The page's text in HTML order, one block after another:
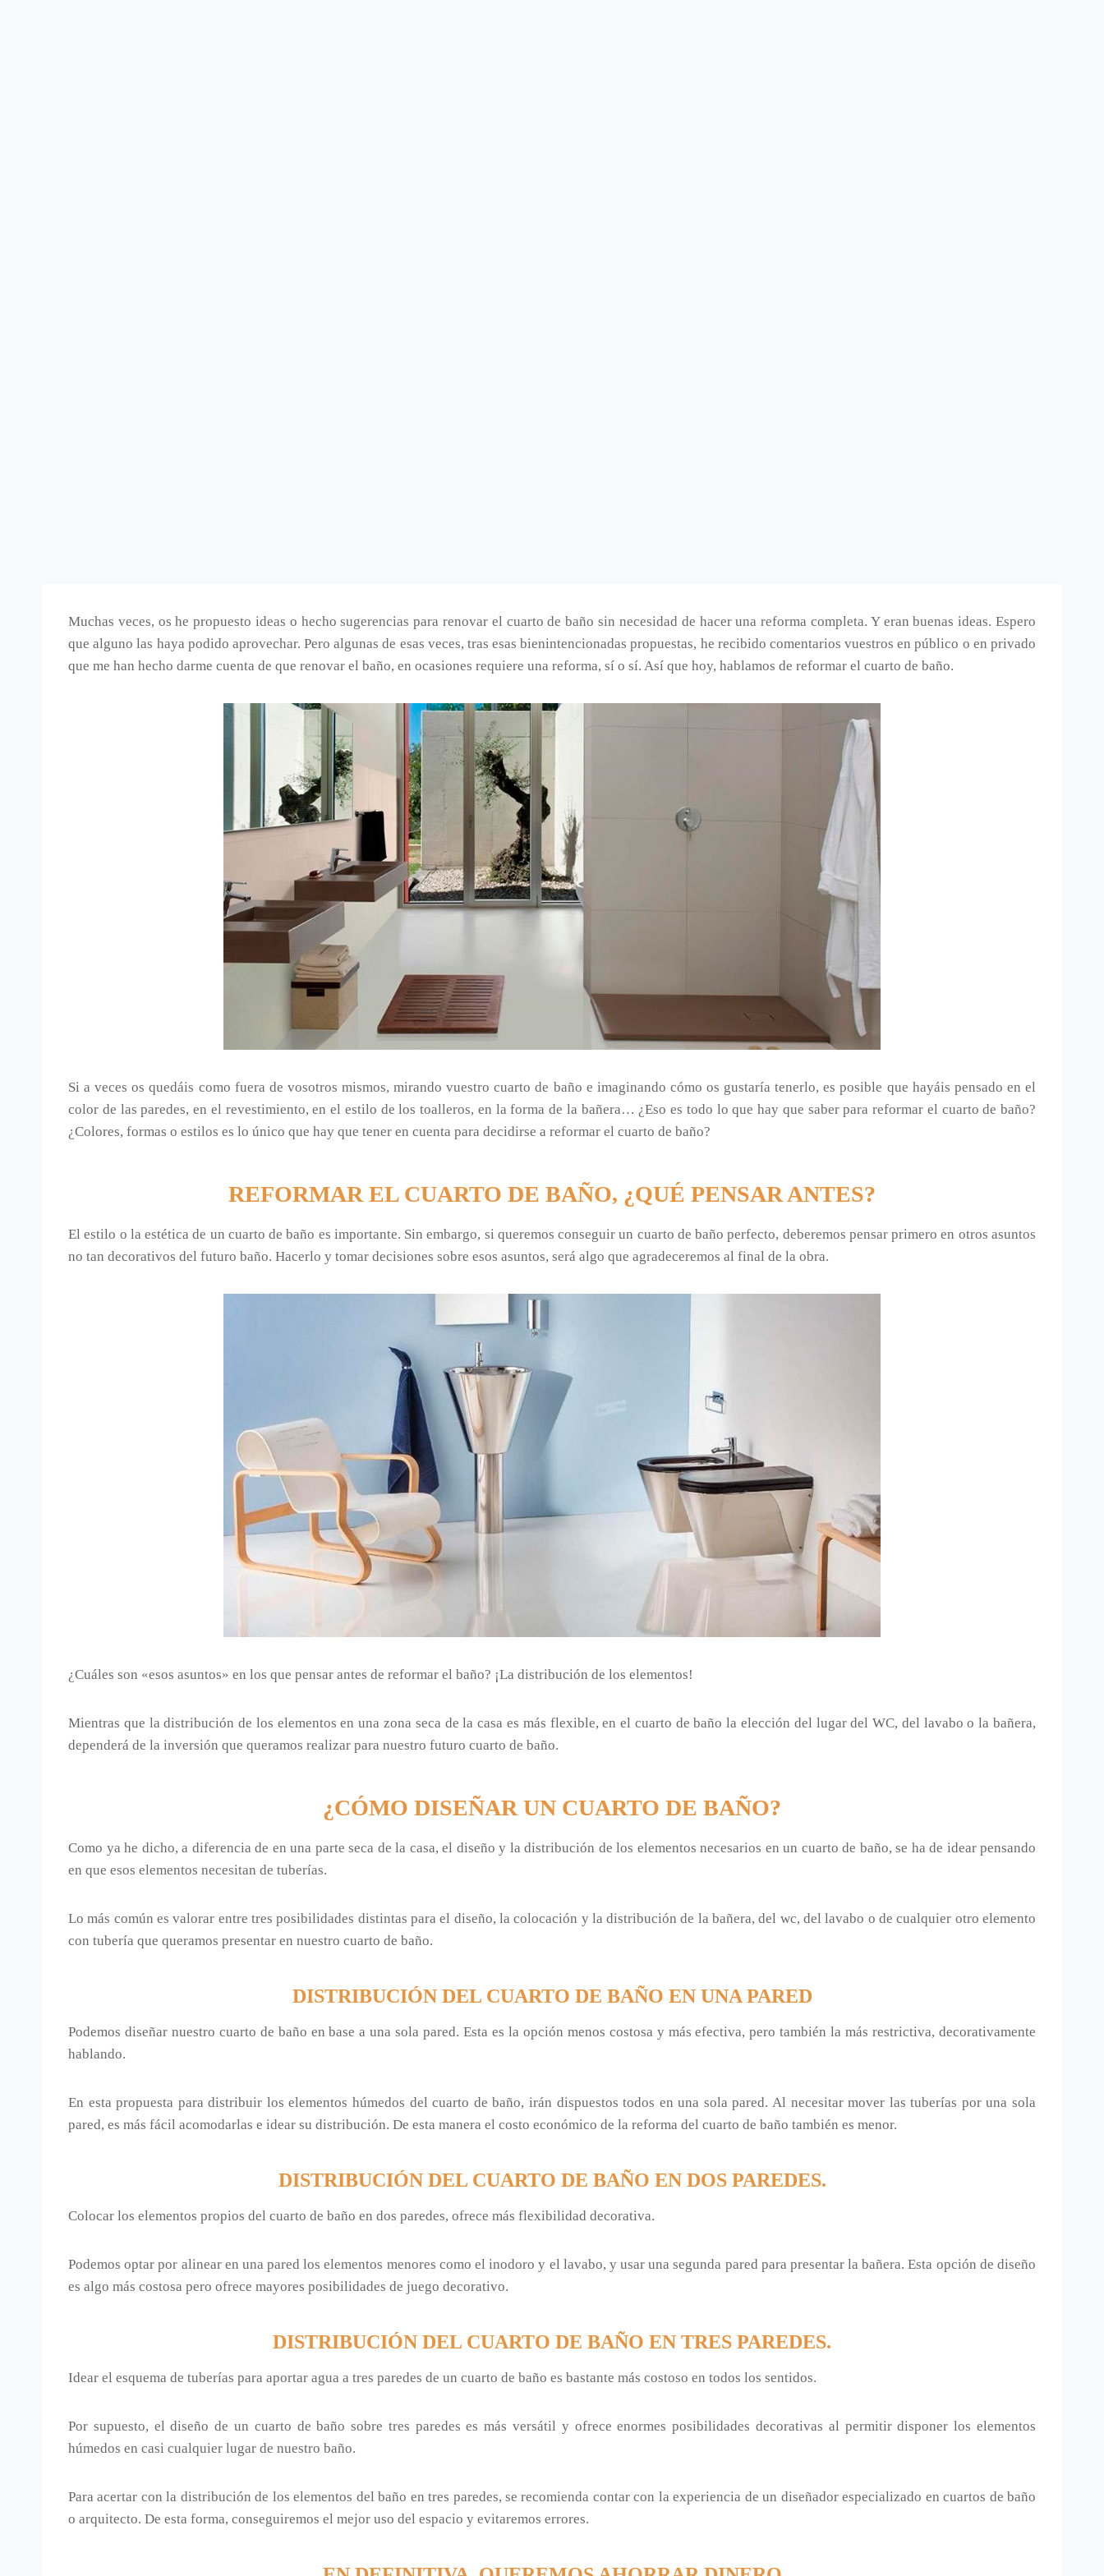
Muchas veces, os he propuesto ideas o hecho sugerencias para renovar el cuarto de baño sin necesidad de hacer una reforma completa. Y eran buenas ideas. Espero
que alguno las haya podido aprovechar. Pero algunas de esas veces, tras esas bienintencionadas propuestas, he recibido comentarios vuestros en público o en privado
que me han hecho darme cuenta de que renovar el baño, en ocasiones requiere una reforma, sí o sí. Así que hoy, hablamos de reformar el cuarto de baño.
Si a veces os quedáis como fuera de vosotros mismos, mirando vuestro cuarto de baño e imaginando cómo os gustaría tenerlo, es posible que hayáis pensado en el
color de las paredes, en el revestimiento, en el estilo de los toalleros, en la forma de la bañera… ¿Eso es todo lo que hay que saber para reformar el cuarto de baño?
¿Colores, formas o estilos es lo único que hay que tener en cuenta para decidirse a reformar el cuarto de baño?
REFORMAR EL CUARTO DE BAÑO, ¿QUÉ PENSAR ANTES?
El estilo o la estética de un cuarto de baño es importante. Sin embargo, si queremos conseguir un cuarto de baño perfecto, deberemos pensar primero en otros asuntos
no tan decorativos del futuro baño. Hacerlo y tomar decisiones sobre esos asuntos, será algo que agradeceremos al final de la obra.
¿Cuáles son «esos asuntos» en los que pensar antes de reformar el baño? ¡La distribución de los elementos!
Mientras que la distribución de los elementos en una zona seca de la casa es más flexible, en el cuarto de baño la elección del lugar del WC, del lavabo o la bañera,
dependerá de la inversión que queramos realizar para nuestro futuro cuarto de baño.
¿CÓMO DISEÑAR UN CUARTO DE BAÑO?
Como ya he dicho, a diferencia de en una parte seca de la casa, el diseño y la distribución de los elementos necesarios en un cuarto de baño, se ha de idear pensando
en que esos elementos necesitan de tuberías.
Lo más común es valorar entre tres posibilidades distintas para el diseño, la colocación y la distribución de la bañera, del wc, del lavabo o de cualquier otro elemento
con tubería que queramos presentar en nuestro cuarto de baño.
DISTRIBUCIÓN DEL CUARTO DE BAÑO EN UNA PARED
Podemos diseñar nuestro cuarto de baño en base a una sola pared. Esta es la opción menos costosa y más efectiva, pero también la más restrictiva, decorativamente
hablando.
En esta propuesta para distribuir los elementos húmedos del cuarto de baño, irán dispuestos todos en una sola pared. Al necesitar mover las tuberías por una sola
pared, es más fácil acomodarlas e idear su distribución. De esta manera el costo económico de la reforma del cuarto de baño también es menor.
DISTRIBUCIÓN DEL CUARTO DE BAÑO EN DOS PAREDES.
Colocar los elementos propios del cuarto de baño en dos paredes, ofrece más flexibilidad decorativa.
Podemos optar por alinear en una pared los elementos menores como el inodoro y el lavabo, y usar una segunda pared para presentar la bañera. Esta opción de diseño
es algo más costosa pero ofrece mayores posibilidades de juego decorativo.
DISTRIBUCIÓN DEL CUARTO DE BAÑO EN TRES PAREDES.
Idear el esquema de tuberías para aportar agua a tres paredes de un cuarto de baño es bastante más costoso en todos los sentidos.
Por supuesto, el diseño de un cuarto de baño sobre tres paredes es más versátil y ofrece enormes posibilidades decorativas al permitir disponer los elementos
húmedos en casi cualquier lugar de nuestro baño.
Para acertar con la distribución de los elementos del baño en tres paredes, se recomienda contar con la experiencia de un diseñador especializado en cuartos de baño
o arquitecto. De esta forma, conseguiremos el mejor uso del espacio y evitaremos errores.